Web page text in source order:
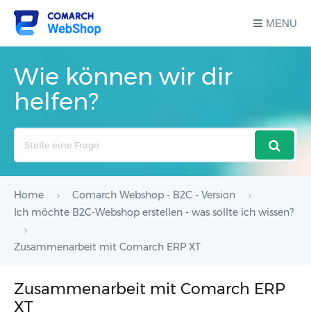
MENU
Wie können wir dir
helfen?
Home
Comarch Webshop - B2C - Version
Ich möchte B2C-Webshop erstellen - was sollte ich wissen?
Zusammenarbeit mit Comarch ERP XT
Zusammenarbeit mit Comarch ERP
XT